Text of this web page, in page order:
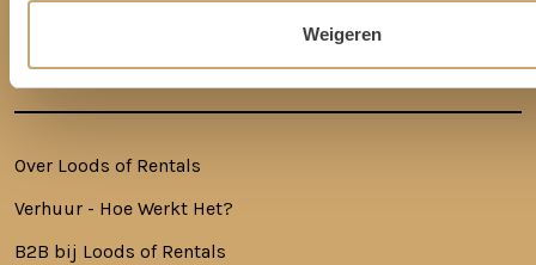
Weigeren
HANDIGE LINKS
Over Loods of Rentals
Verhuur - Hoe Werkt Het?
B2B bij Loods of Rentals